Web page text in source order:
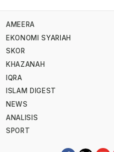
AMEERA
EKONOMI SYARIAH
SKOR
KHAZANAH
IQRA
ISLAM DIGEST
NEWS
ANALISIS
SPORT